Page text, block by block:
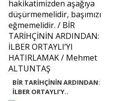
BİR TARİHÇİNİN ARDINDAN:
İLBER ORTAYLI’Y..